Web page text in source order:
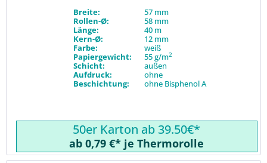
Breite:
57 mm
Rollen-Ø:
58 mm
Länge:
40 m
Kern-Ø:
12 mm
Farbe:
weiß
Papiergewicht:
55 g/m2
Schicht:
außen
Aufdruck:
ohne
Beschichtung:
ohne Bisphenol A
50er Karton ab 39.50€*
ab 0,79 €* je Thermorolle